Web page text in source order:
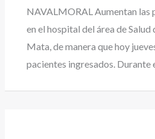
NAVALMORAL Aumentan las
en el hospital del área de
Mata, de manera que hoy
pacientes ingresados. Durante